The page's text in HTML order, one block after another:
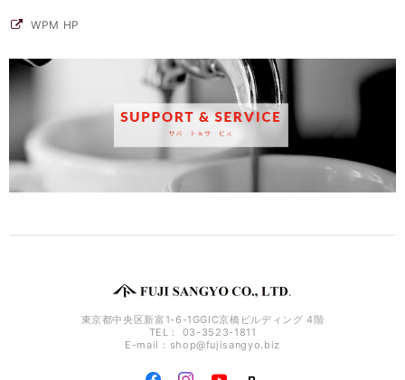
WPM HP
東京都中央区新富1-6-1GGIC京橋ビルディング 4階
TEL： 03-3523-1811
E-mail： shop@fujisangyo.biz